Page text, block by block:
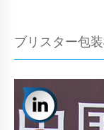
ブリスター包